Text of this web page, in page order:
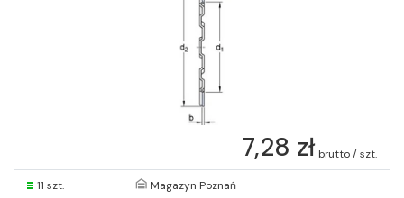
7,28 zł brutto / szt.
11 szt. Magazyn Poznań